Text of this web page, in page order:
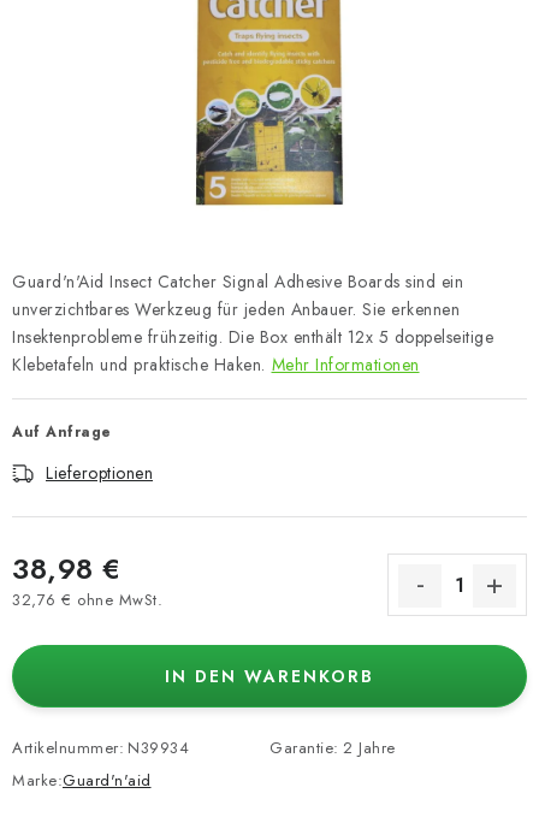
Kaufberatung
Datenschutzerklärung Impressum
Guard'n'Aid Insect Catcher Signal Adhesive Boards sind ein
unverzichtbares Werkzeug für jeden Anbauer. Sie erkennen
Insektenprobleme frühzeitig. Die Box enthält 12x 5 doppelseitige
Klebetafeln und praktische Haken. Mehr Informationen
Auf Anfrage
Lieferoptionen
38,98 €
32,76 € ohne MwSt.
IN DEN WARENKORB
Artikelnummer: N39934
Marke:Guard'n'aid
Garantie: 2 Jahre